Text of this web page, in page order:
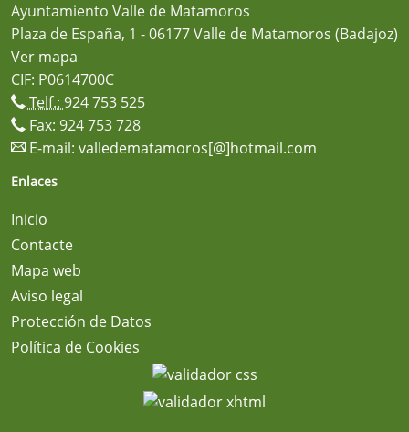
Ayuntamiento Valle de Matamoros
Plaza de España, 1 - 06177 Valle de Matamoros (Badajoz)
Ver mapa
CIF: P0614700C
Telf.: 924 753 525
Fax: 924 753 728
E-mail: valledematamoros[@]hotmail.com
Enlaces
Inicio
Contacte
Mapa web
Aviso legal
Protección de Datos
Política de Cookies